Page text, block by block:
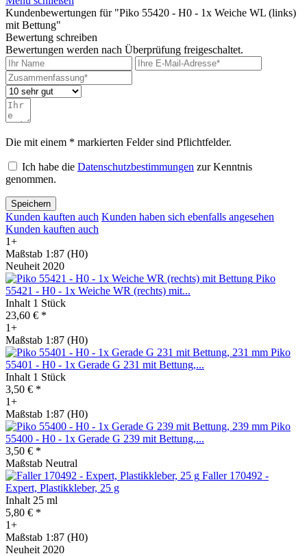
Kundenbewertungen für "Piko 55420 - H0 - 1x Weiche WL (links)
mit Bettung"
Bewertung schreiben
Bewertungen werden nach Überprüfung freigeschaltet.
Die mit einem * markierten Felder sind Pflichtfelder.
Ich habe die Datenschutzbestimmungen zur Kenntnis
genommen.
Speichern
Kunden kauften auch Kunden haben sich ebenfalls angesehen
Kunden kauften auch
1+
Maßstab 1:87 (H0)
Neuheit 2020
Piko
55421 - H0 - 1x Weiche WR (rechts) mit...
Inhalt 1 Stück
23,60 € *
1+
Maßstab 1:87 (H0)
Piko
55401 - H0 - 1x Gerade G 231 mit Bettung,...
Inhalt 1 Stück
3,50 € *
1+
Maßstab 1:87 (H0)
Piko
55400 - H0 - 1x Gerade G 239 mit Bettung,...
3,50 € *
Maßstab Neutral
Faller 170492 -
Expert, Plastikkleber, 25 g
Inhalt 25 ml
5,80 € *
1+
Maßstab 1:87 (H0)
Neuheit 2020